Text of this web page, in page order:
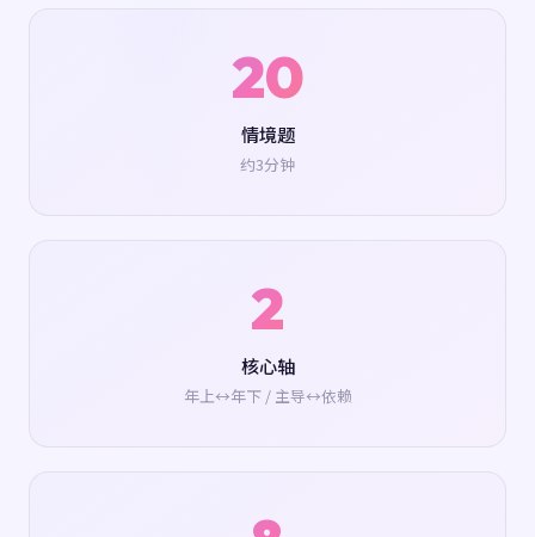
20
情境题
约3分钟
2
核心轴
年上↔年下 / 主导↔依赖